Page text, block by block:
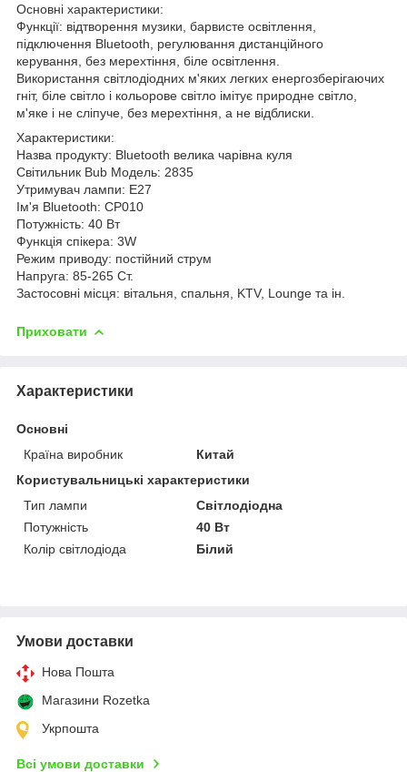
Основні характеристики:
Функції: відтворення музики, барвисте освітлення,
підключення Bluetooth, регулювання дистанційного
керування, без мерехтіння, біле освітлення.
Використання світлодіодних м'яких легких енергозберігаючих
гніт, біле світло і кольорове світло імітує природне світло,
м'яке і не сліпуче, без мерехтіння, а не відблиски.
Характеристики:
Назва продукту: Bluetooth велика чарівна куля
Світильник Bub Модель: 2835
Утримувач лампи: E27
Ім'я Bluetooth: CP010
Потужність: 40 Вт
Функція спікера: 3W
Режим приводу: постійний струм
Напруга: 85-265 Ст.
Застосовні місця: вітальня, спальня, KTV, Lounge та ін.
Приховати
Характеристики
Основні
Країна виробник
Китай
Користувальницькі характеристики
Тип лампи
Світлодіодна
Потужність
40 Вт
Колір світлодіода
Білий
Умови доставки
Нова Пошта
Магазини Rozetka
Укрпошта
Всі умови доставки